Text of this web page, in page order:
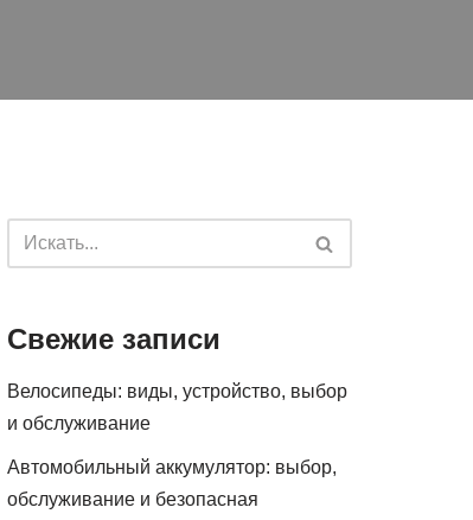
Свежие записи
Велосипеды: виды, устройство, выбор
и обслуживание
Автомобильный аккумулятор: выбор,
обслуживание и безопасная